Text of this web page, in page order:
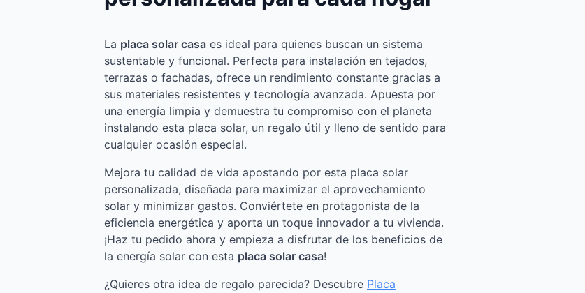
La placa solar casa es ideal para quienes buscan un sistema
sustentable y funcional. Perfecta para instalación en tejados,
terrazas o fachadas, ofrece un rendimiento constante gracias a
sus materiales resistentes y tecnología avanzada. Apuesta por
una energía limpia y demuestra tu compromiso con el planeta
instalando esta placa solar, un regalo útil y lleno de sentido para
cualquier ocasión especial.
Mejora tu calidad de vida apostando por esta placa solar
personalizada, diseñada para maximizar el aprovechamiento
solar y minimizar gastos. Conviértete en protagonista de la
eficiencia energética y aporta un toque innovador a tu vivienda.
¡Haz tu pedido ahora y empieza a disfrutar de los beneficios de
la energía solar con esta placa solar casa!
¿Quieres otra idea de regalo parecida? Descubre Placa